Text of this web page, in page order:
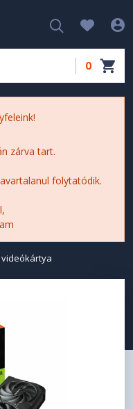
0
zárva tart.
folytatódik.